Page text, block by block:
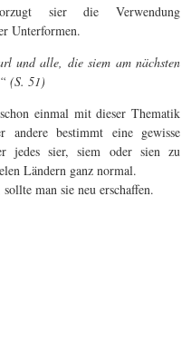
sier die Verwendung
Unterformen.
und alle, die siem am nächsten
(S. 51)
einmal mit dieser Thematik
bestimmt eine gewisse
jedes sier, siem oder sien zu
Ländern ganz normal.
man sie neu erschaffen.